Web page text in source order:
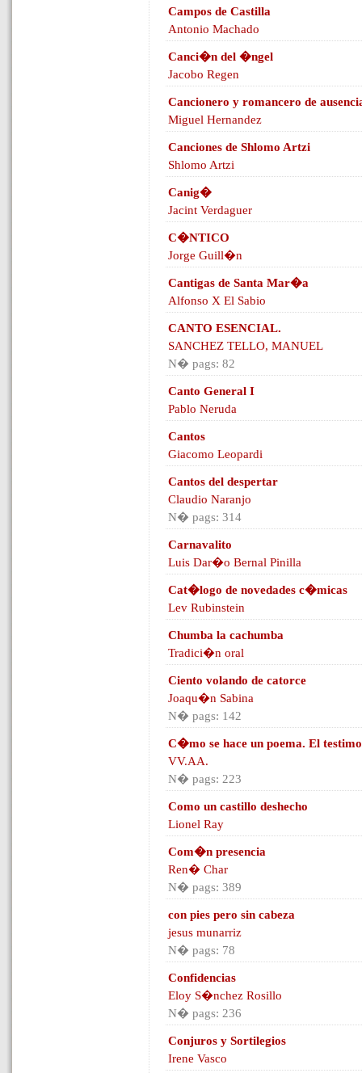
Campos de Castilla
Antonio Machado
Canci�n del �ngel
Jacobo Regen
Cancionero y romancero de
Miguel Hernandez
Canciones de Shlomo Artzi
Shlomo Artzi
Canig�
Jacint Verdaguer
C�NTICO
Jorge Guill�n
Cantigas de Santa Mar�a
Alfonso X El Sabio
CANTO ESENCIAL.
SANCHEZ TELLO, MANUEL
N� pags: 82
Canto General I
Pablo Neruda
Cantos
Giacomo Leopardi
Cantos del despertar
Claudio Naranjo
N� pags: 314
Carnavalito
Luis Dar�o Bernal Pinilla
Cat�logo de novedades c�micas
Lev Rubinstein
Chumba la cachumba
Tradici�n oral
Ciento volando de catorce
Joaqu�n Sabina
N� pags: 142
C�mo se hace un poema. El
VV.AA.
N� pags: 223
Como un castillo deshecho
Lionel Ray
Com�n presencia
Ren� Char
N� pags: 389
con pies pero sin cabeza
jesus munarriz
N� pags: 78
Confidencias
Eloy S�nchez Rosillo
N� pags: 236
Conjuros y Sortilegios
Irene Vasco